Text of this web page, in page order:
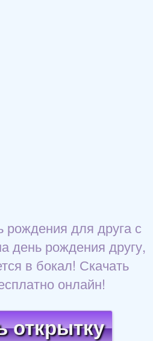
рождения для друга с
день рождения другу,
в бокал! Скачать
онлайн!
открытку